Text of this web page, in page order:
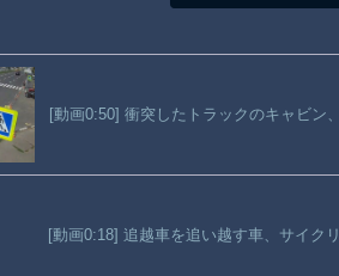
[動画0:50] 衝突したトラックのキャビン
[動画0:18] 追越車を追い越す車、サイク